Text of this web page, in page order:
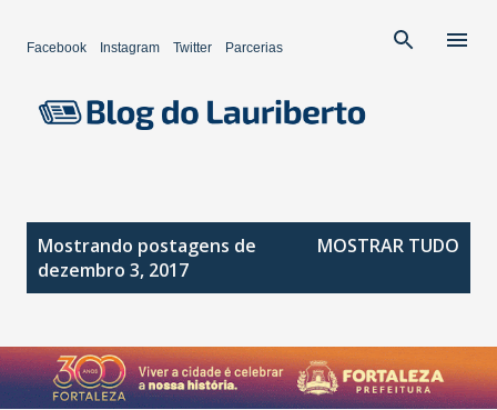
Facebook Instagram Twitter Parcerias
a
g
Mostrando postagens de
dezembro 3, 2017
MOSTRAR TUDO